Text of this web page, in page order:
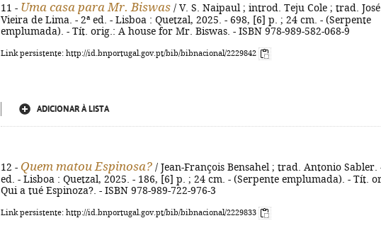
11 - Uma casa para Mr. Biswas / V. S. Naipaul ; introd. Teju Cole ; trad. José
Vieira de Lima. - 2ª ed. - Lisboa : Quetzal, 2025. - 698, [6] p. ; 24 cm. - (Serpente
emplumada). - Tít. orig.: A house for Mr. Biswas. - ISBN 978-989-582-068-9
Link persistente: http://id.bnportugal.gov.pt/bib/bibnacional/2229842
ADICIONAR À LISTA
12 - Quem matou Espinosa? / Jean-François Bensahel ; trad. Antonio Sabler.
ed. - Lisboa : Quetzal, 2025. - 186, [6] p. ; 24 cm. - (Serpente emplumada). - Tít.
Qui a tué Espinoza?. - ISBN 978-989-722-976-3
Link persistente: http://id.bnportugal.gov.pt/bib/bibnacional/2229833